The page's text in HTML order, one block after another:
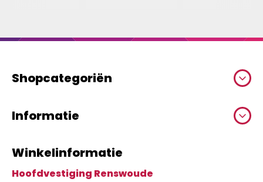
Shopcategoriën
Informatie
Winkelinformatie
Hoofdvestiging Renswoude